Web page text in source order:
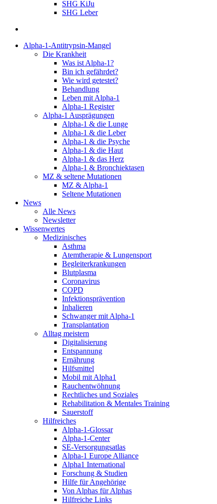
SHG KiJu
SHG Leber
Alpha-1-Antitrypsin-Mangel
Die Krankheit
Was ist Alpha-1?
Bin ich gefährdet?
Wie wird getestet?
Behandlung
Leben mit Alpha-1
Alpha-1 Register
Alpha-1 Ausprägungen
Alpha-1 & die Lunge
Alpha-1 & die Leber
Alpha-1 & die Psyche
Alpha-1 & die Haut
Alpha-1 & das Herz
Alpha-1 & Bronchiektasen
MZ & seltene Mutationen
MZ & Alpha-1
Seltene Mutationen
News
Alle News
Newsletter
Wissenwertes
Medizinisches
Asthma
Atemtherapie & Lungensport
Begleiterkrankungen
Blutplasma
Coronavirus
COPD
Infektionsprävention
Inhalieren
Schwanger mit Alpha-1
Transplantation
Alltag meistern
Digitalisierung
Entspannung
Ernährung
Hilfsmittel
Mobil mit Alpha1
Rauchentwöhnung
Rechtliches und Soziales
Rehabilitation & Mentales Training
Sauerstoff
Hilfreiches
Alpha-1-Glossar
Alpha-1-Center
SE-Versorgungsatlas
Alpha-1 Europe Alliance
Alpha1 International
Forschung & Studien
Hilfe für Angehörige
Von Alphas für Alphas
Hilfreiche Links